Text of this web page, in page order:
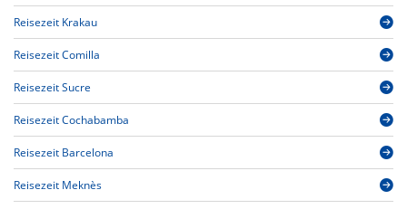
Reisezeit Krakau
Reisezeit Comilla
Reisezeit Sucre
Reisezeit Cochabamba
Reisezeit Barcelona
Reisezeit Meknès